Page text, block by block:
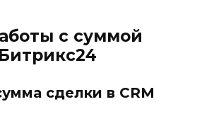
с суммой
сделки в CRM